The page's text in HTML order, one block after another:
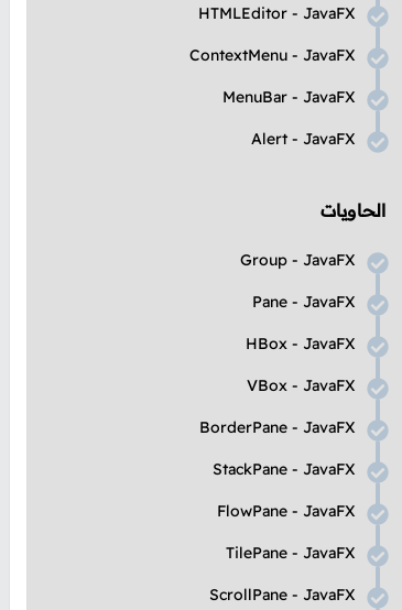
JavaFX
-
HTMLEditor
JavaFX
-
ContextMenu
JavaFX
-
MenuBar
JavaFX
-
Alert
الحاويات
JavaFX
-
Group
JavaFX
-
Pane
JavaFX
-
HBox
JavaFX
-
VBox
JavaFX
-
BorderPane
JavaFX
-
StackPane
JavaFX
-
FlowPane
JavaFX
-
TilePane
JavaFX
-
ScrollPane